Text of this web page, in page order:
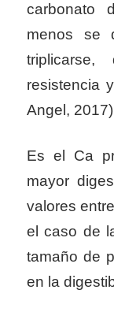
carbonato
menos se
resistencia
Angel,
Es el Ca
mayor
valores
el caso de
tamaño de
en la